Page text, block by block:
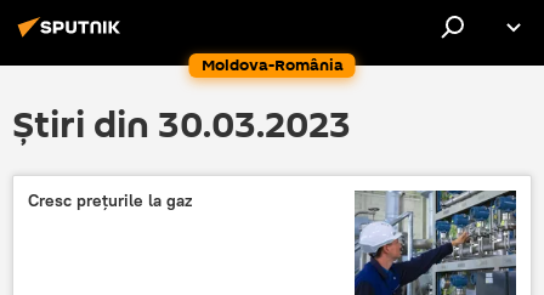
Moldova-România
Știri din 30.03.2023
Cresc preţurile la gaz